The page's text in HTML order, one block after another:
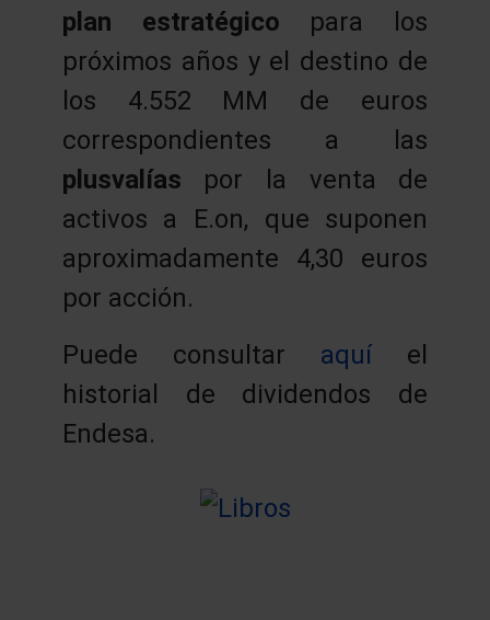
plan estratégico para los
próximos años y el destino de
los 4.552 MM de euros
correspondientes a las
plusvalías por la venta de
activos a E.on, que suponen
aproximadamente 4,30 euros
por acción.
Puede consultar aquí el
historial de dividendos de
Endesa.